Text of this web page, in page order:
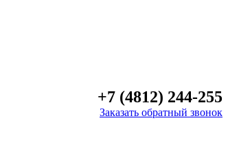
+7 (4812) 244-255
Заказать обратный звонок